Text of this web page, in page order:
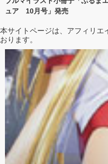
ュア 10月号」発売
本サイトページは、アフィリエ
おります。